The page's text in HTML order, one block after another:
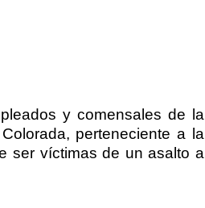
y comensales de la
perteneciente a la
ser víctimas de un asalto a